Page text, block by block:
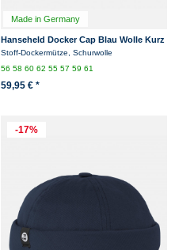
Made in Germany
Hanseheld Docker Cap Blau Wolle Kurz
Flach Docker-Mütze
Stoff-Dockermütze, Schurwolle
5658606255575961
59,95 € *
-17%